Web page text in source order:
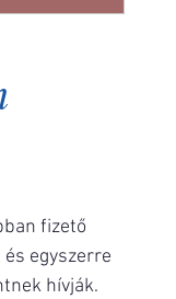
fizető
egyszerre
hívják.